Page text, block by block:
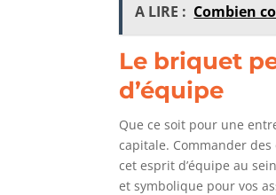
A LIRE : Combien
Le briquet
d’équipe
Que ce soit pour une
capitale. Commander
cet esprit d’équipe au
et symbolique pour vos